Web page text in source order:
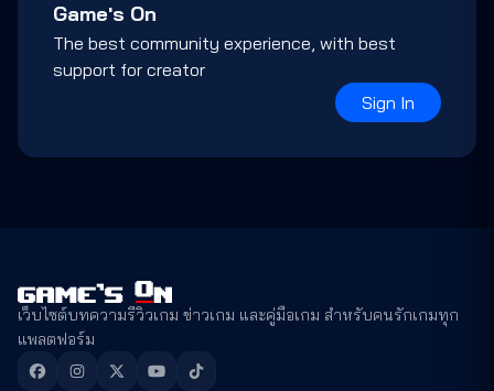
Game's On
The best community experience, with best
support for creator
Sign In
เว็บไซต์บทความรีวิวเกม ข่าวเกม และคู่มือเกม สำหรับคนรักเกมทุก
แพลตฟอร์ม